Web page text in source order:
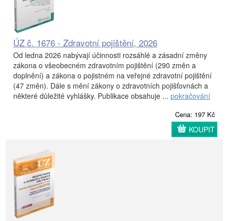
ÚZ č. 1676 - Zdravotní pojištění, 2026
Od ledna 2026 nabývají účinnosti rozsáhlé a zásadní změny
zákona o všeobecném zdravotním pojištění (290 změn a
doplnění) a zákona o pojistném na veřejné zdravotní pojištění
(47 změn). Dále s mění zákony o zdravotních pojišťovnách a
některé důležité vyhlášky. Publikace obsahuje ... pokračování
Cena: 197 Kč
KOUPIT